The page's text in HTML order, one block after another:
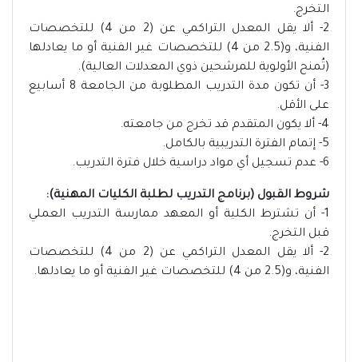
التخرج.
2- ألا يقل المعدل التراكمي عن (2 من 4) للتخصصات
الفنية، و(2.5 من 4) للتخصصات غير الفنية أو ما يعادلها
(تُمنح الأولوية للمرشحين ذوي المعدلات العالية).
3- أن تكون مدة التدريب المطلوبة من الجامعة 8 أسابيع
على الأقل.
4- ألا يكون المتقدم قد تخرج من جامعته.
5- إتمام الفترة التدريبية بالكامل.
6- عدم تسجيل أي مواد دراسية خلال فترة التدريب.
شروط القبول (برنامج التدريب لطلبة الكليات المهنية):
1- أن تشترط الكلية أو المعهد ممارسة التدريب العملي
قبل التخرج.
2- ألا يقل المعدل التراكمي عن (2 من 4) للتخصصات
الفنية، و(2.5 من 4) للتخصصات غير الفنية أو ما يعادلها.